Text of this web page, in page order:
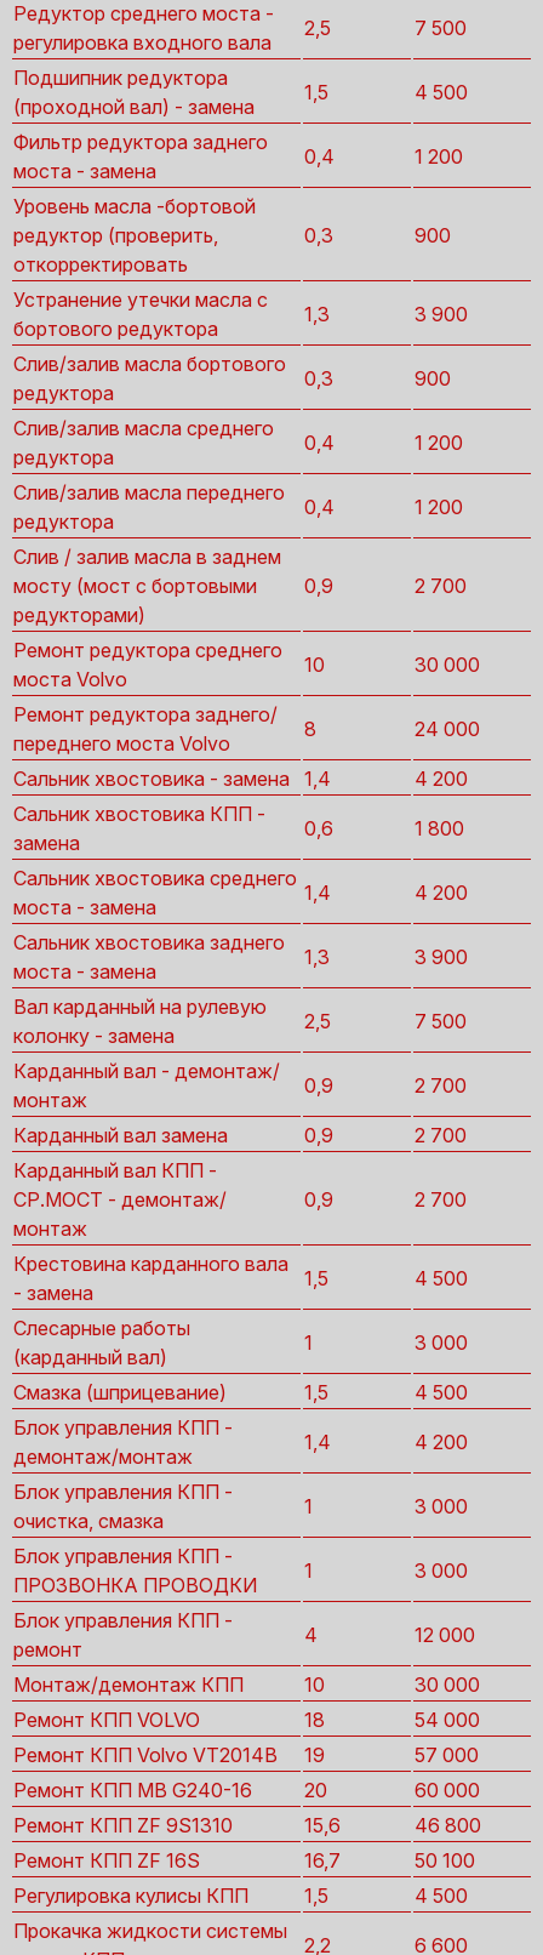
Редуктор среднего моста -
регулировка входного вала
2,5 7 500
Подшипник редуктора
(проходной вал) - замена
1,5 4 500
Фильтр редуктора заднего
моста - замена
0,4 1 200
Уровень масла -бортовой
редуктор (проверить,
откорректировать
0,3 900
Устранение утечки масла с
бортового редуктора
1,3 3 900
Слив/залив масла бортового
редуктора
0,3 900
Слив/залив масла среднего
редуктора
0,4 1 200
Слив/залив масла переднего
редуктора
0,4 1 200
Слив / залив масла в заднем
мосту (мост с бортовыми
редукторами)
0,9 2 700
Ремонт редуктора среднего
моста Volvo
10 30 000
Ремонт редуктора заднего/
переднего моста Volvo
8 24 000
Сальник хвостовика - замена 1,4
4 200
Сальник хвостовика КПП -
замена
0,6 1 800
Сальник хвостовика среднего
моста - замена
1,4 4 200
Сальник хвостовика заднего
моста - замена
1,3 3 900
Вал карданный на рулевую
колонку - замена
2,5 7 500
Карданный вал - демонтаж/
монтаж
0,9 2 700
Карданный вал замена 0,9
2 700
Карданный вал КПП -
СР.МОСТ - демонтаж/
монтаж
0,9 2 700
Крестовина карданного вала
- замена
1,5 4 500
Слесарные работы
(карданный вал)
1 3 000
Смазка (шприцевание) 1,5
4 500
Блок управления КПП -
демонтаж/монтаж
1,4 4 200
Блок управления КПП -
очистка, смазка
1 3 000
Блок управления КПП -
ПРОЗВОНКА ПРОВОДКИ
1 3 000
Блок управления КПП -
ремонт
4 12 000
Монтаж/демонтаж КПП 10
30 000
Ремонт КПП VOLVO
18
54 000
Ремонт КПП Volvo VT2014B
19
57 000
Ремонт КПП MB G240-16
20
60 000
Ремонт КПП ZF 9S1310
15,6
46 800
Ремонт КПП ZF 16S
16,7
50 100
Регулировка кулисы КПП
1,5
4 500
Прокачка жидкости системы
2,2 6 600